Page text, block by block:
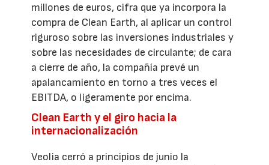
millones de euros, cifra que ya incorpora la
compra de Clean Earth, al aplicar un control
riguroso sobre las inversiones industriales y
sobre las necesidades de circulante; de cara
a cierre de año, la compañía prevé un
apalancamiento en torno a tres veces el
EBITDA, o ligeramente por encima.
Clean Earth y el giro hacia la
internacionalización
Veolia cerró a principios de junio la